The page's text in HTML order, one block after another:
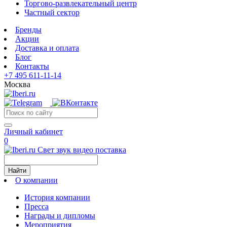
Торгово-развлекательный центр
Частный сектор
Бренды
Акции
Доставка и оплата
Блог
Контакты
+7 495 611-11-14
Москва
Личный кабинет
0
Свет звук видео поставка
Найти
О компании
История компании
Пресса
Награды и дипломы
Мероприятия